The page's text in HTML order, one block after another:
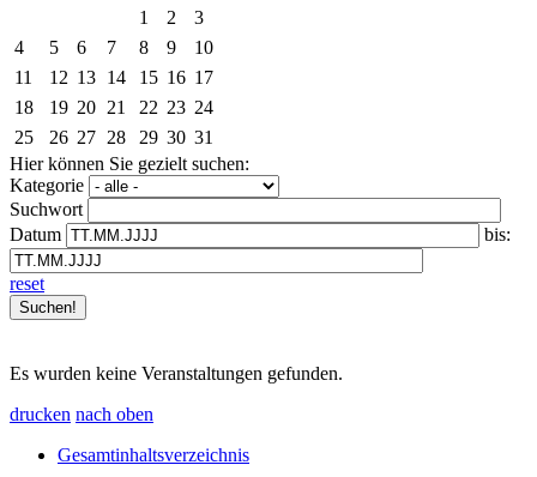
1
2
3
4
5 6 7 8 9
10
11
12 13 14 15 16 17
18
19 20 21 22 23 24
25
26 27 28 29 30 31
Hier können Sie gezielt suchen:
Kategorie
Suchwort
Datum
bis:
reset
Es wurden keine Veranstaltungen gefunden.
drucken nach oben
Gesamtinhaltsverzeichnis